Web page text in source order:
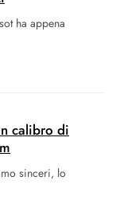
ha appena
calibro di
sinceri, lo